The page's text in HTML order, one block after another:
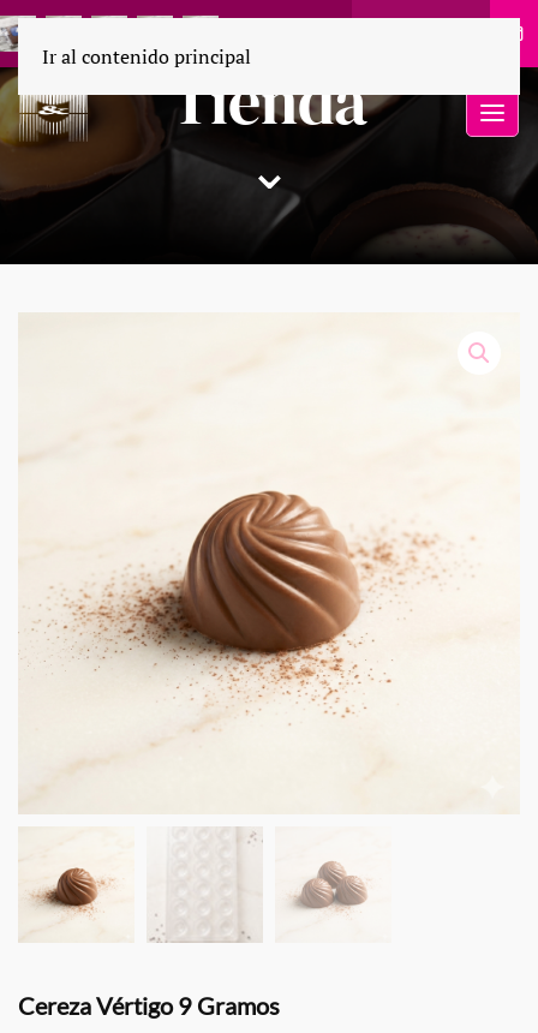
Tienda
⌄
Ir al contenido principal
Cereza Vértigo 9 Gramos